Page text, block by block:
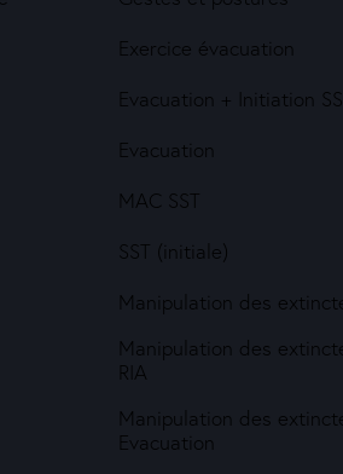
Exercice évacuation
Evacuation + Initiation SSI
Evacuation
MAC SST
SST (initiale)
Manipulation des
Manipulation des
RIA
Manipulation des
Evacuation